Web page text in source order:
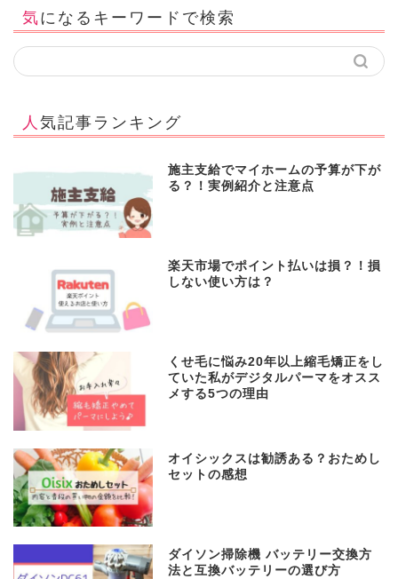
気になるキーワードで検索
人気記事ランキング
施主支給でマイホームの予算が下が
る？！実例紹介と注意点
楽天市場でポイント払いは損？！損
しない使い方は？
くせ毛に悩み20年以上縮毛矯正をし
ていた私がデジタルパーマをオスス
メする5つの理由
オイシックスは勧誘ある？おためし
セットの感想
ダイソン掃除機 バッテリー交換方
法と互換バッテリーの選び方